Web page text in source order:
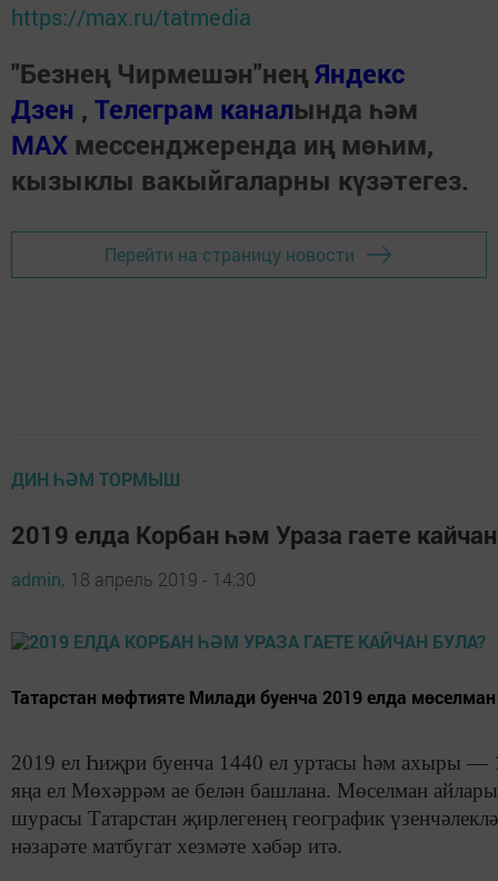
https://max.ru/tatmedia
"Безнең Чирмешән"неңЯндекс
Дзен , Телеграм каналында һәм
МАХ мессенджеренда иң мөһим,
кызыклы вакыйгаларны күзәтегез.
Перейти на страницу новости
ДИН ҺӘМ ТОРМЫШ
2019 елда Корбан һәм Ураза гаете
admin, 18 апрель 2019 - 14:30
Татарстан мөфтияте Милади буенча 2019 елда
2019 ел Һиҗри буенча 1440 ел уртасы һәм ахыры —
яңа ел Мөхәррәм ае белән башлана. Мөселман
шурасы Татарстан җирлегенең географик
нәзарәте матбугат хезмәте хәбәр итә.